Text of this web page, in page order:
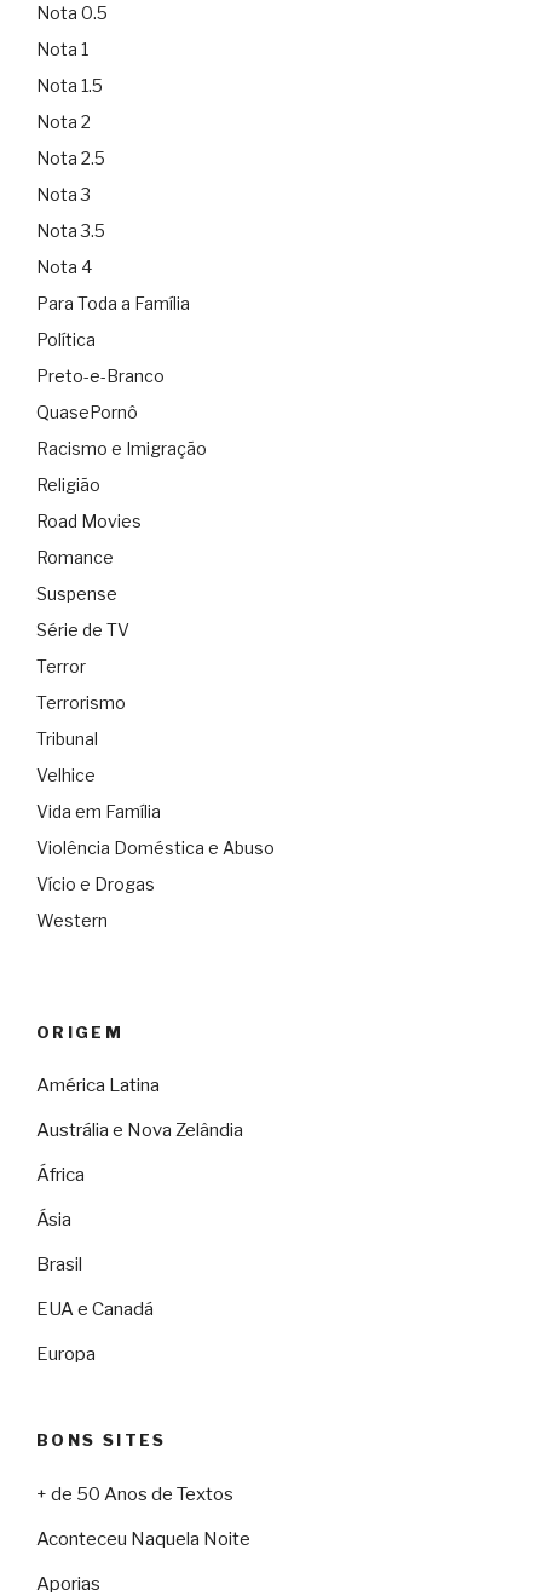
Nota 0.5
Nota 1
Nota 1.5
Nota 2
Nota 2.5
Nota 3
Nota 3.5
Nota 4
Para Toda a Família
Política
Preto-e-Branco
QuasePornô
Racismo e Imigração
Religião
Road Movies
Romance
Suspense
Série de TV
Terror
Terrorismo
Tribunal
Velhice
Vida em Família
Violência Doméstica e Abuso
Vício e Drogas
Western
ORIGEM
América Latina
Austrália e Nova Zelândia
África
Ásia
Brasil
EUA e Canadá
Europa
BONS SITES
+ de 50 Anos de Textos
Aconteceu Naquela Noite
Aporias